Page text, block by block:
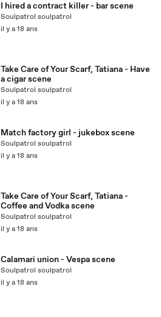
I hired a contract killer - bar scene
Soulpatrol soulpatrol
il y a 18 ans
Take Care of Your Scarf, Tatiana - Have
a cigar scene
Soulpatrol soulpatrol
il y a 18 ans
Match factory girl - jukebox scene
Soulpatrol soulpatrol
il y a 18 ans
Take Care of Your Scarf, Tatiana -
Coffee and Vodka scene
Soulpatrol soulpatrol
il y a 18 ans
Calamari union - Vespa scene
Soulpatrol soulpatrol
il y a 18 ans